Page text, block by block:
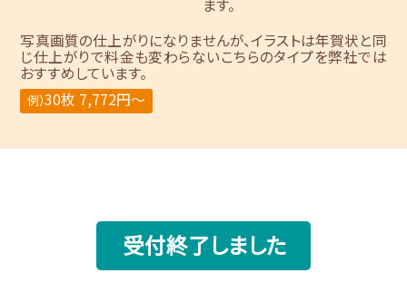
ます。
写真画質の仕上がりになりませんが、イラストは年賀状と同
じ仕上がりで料金も変わらないこちらのタイプを弊社では
おすすめしています。
例）30枚 7,772円～
受付終了しました